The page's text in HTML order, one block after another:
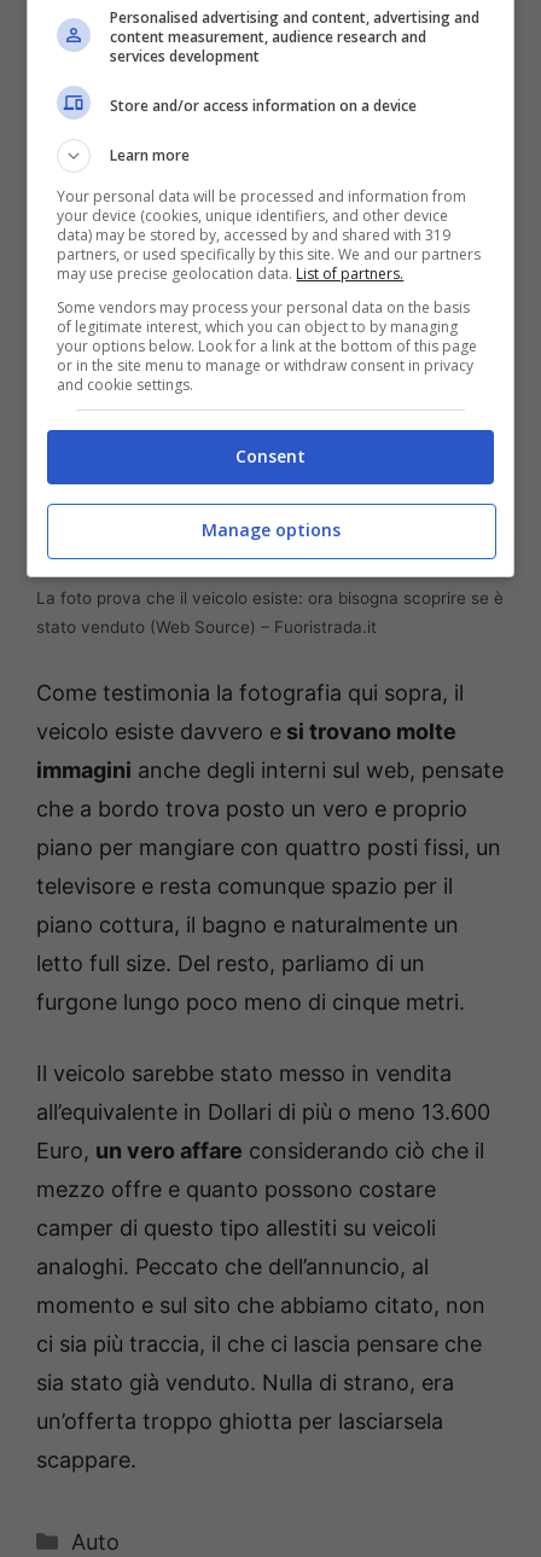
campeggio realizzato a partire dalla
piattaforma dell’M600 su un sito che è una
nostra vecchia conoscenza. Parliamo di Ali
Babà un portale molto famoso per vendere
anche automobili che spesso però sono
palesi plagi di vetture molto più famose.
La foto prova che il veicolo esiste: ora bisogna scoprire se è
stato venduto (Web Source) – Fuoristrada.it
Come testimonia la fotografia qui sopra, il
veicolo esiste davvero e si trovano molte
immagini anche degli interni sul web, pensate
che a bordo trova posto un vero e proprio
piano per mangiare con quattro posti fissi, un
televisore e resta comunque spazio per il
piano cottura, il bagno e naturalmente un
letto full size. Del resto, parliamo di un
furgone lungo poco meno di cinque metri.
Il veicolo sarebbe stato messo in vendita
all’equivalente in Dollari di più o meno 13.600
Euro, un vero affare considerando ciò che il
mezzo offre e quanto possono costare
camper di questo tipo allestiti su veicoli
analoghi. Peccato che dell’annuncio, al
momento e sul sito che abbiamo citato, non
ci sia più traccia, il che ci lascia pensare che
sia stato già venduto. Nulla di strano, era
un’offerta troppo ghiotta per lasciarsela
scappare.
Categorie
Auto
Personalised advertising and content, advertising and
content measurement, audience research and
services development
Store and/or access information on a device
Learn more
Your personal data will be processed and information from
your device (cookies, unique identifiers, and other device
data) may be stored by, accessed by and shared with 319
partners, or used specifically by this site. We and our partners
may use precise geolocation data. List of partners.
Some vendors may process your personal data on the basis
of legitimate interest, which you can object to by managing
your options below. Look for a link at the bottom of this page
or in the site menu to manage or withdraw consent in privacy
and cookie settings.
Consent
Manage options